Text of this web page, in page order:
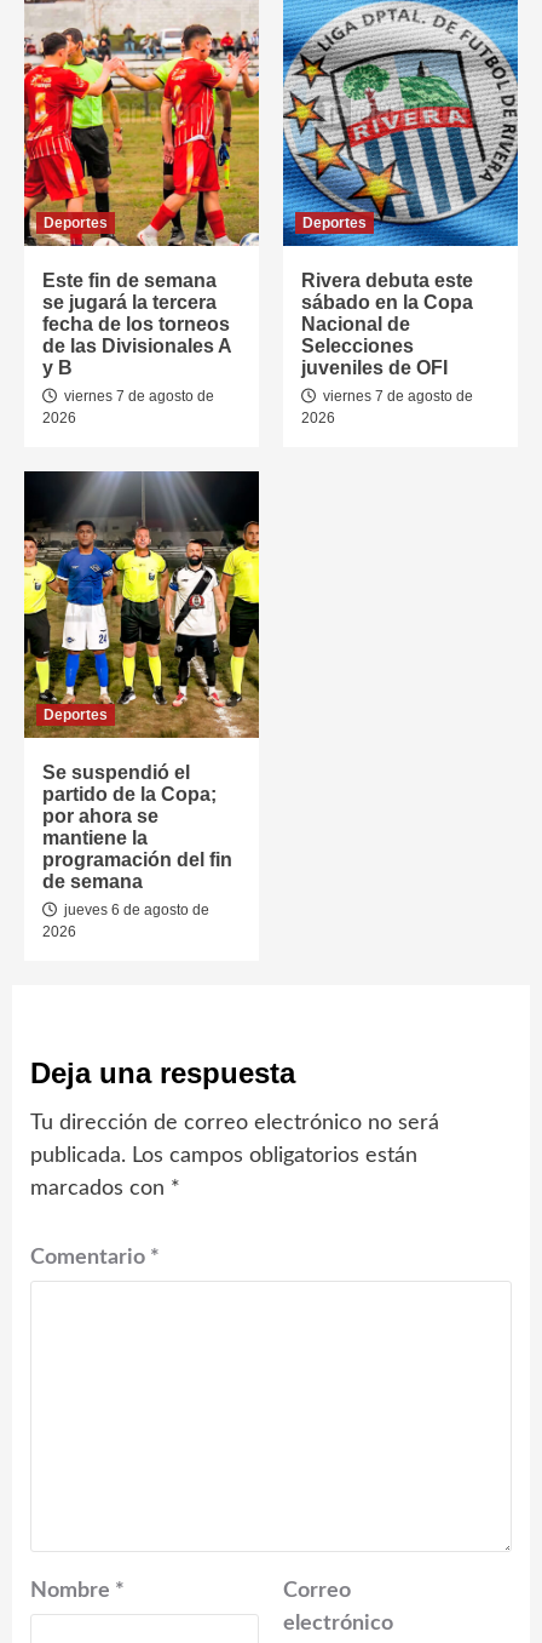
Deportes
Este fin de semana
se jugará la tercera
fecha de los torneos
de las Divisionales A
y B
viernes 7 de agosto de
2026
Deportes
Rivera debuta este
sábado en la Copa
Nacional de
Selecciones
juveniles de OFI
viernes 7 de agosto de
2026
Deportes
Se suspendió el
partido de la Copa;
por ahora se
mantiene la
programación del fin
de semana
jueves 6 de agosto de
2026
Deja una respuesta
Tu dirección de correo electrónico no será
publicada. Los campos obligatorios están
marcados con *
Comentario *
Nombre *
Correo
electrónico